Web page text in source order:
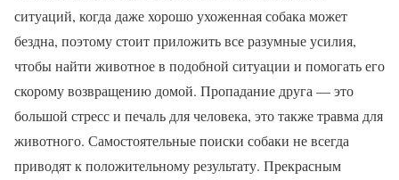
ситуаций, когда даже хорошо ухоженная собака может
бездна, поэтому стоит приложить все разумные усилия,
чтобы найти животное в подобной ситуации и помогать его
скорому возвращению домой. Пропадание друга — это
большой стресс и печаль для человека, это также травма для
животного. Самостоятельные поиски собаки не всегда
приводят к положительному результату. Прекрасным